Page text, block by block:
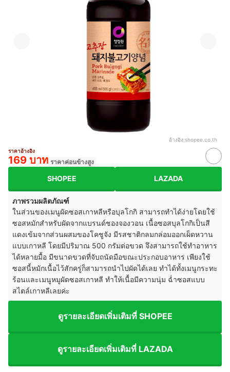
อ้างอิง:shopee.co.th
ราคาอ้างอิง
169 บาท ราคาค่อนข้างสูง
SHOPEE LAZADA
ภาพรวมผลิตภัณฑ์
ในส่วนของเมนูผัดซอสเกาหลีหรือบุลโกกิ สามารถทำได้ง่ายโดยใช้
ซอสหมักสำหรับผัดจากแบรนด์ชองจองวอน เนื้อซอสบุลโกกิเป็นสี
แดงเข้มจากส่วนผสมของโคชูจัง มีรสชาติกลมกล่อมออกเผ็ดหวาน
แบบเกาหลี โดยมีปริมาณ 500 กรัมต่อขวด จึงสามารถใช้ทำอาหาร
ได้หลายมื้อ มีขนาดขวดที่จับถนัดมือขณะประกอบอาหาร เพียงใช้
ซอสนี้หมักเนื้อไว้สักครู่ก็สามารถนำไปผัดได้เลย ทำได้ทั้งเมนูกระทะ
ร้อนและเมนูหมูผัดซอสเกาหลี ทำให้เนื้อมีความนุ่ม ฉ่ำซอสแบบ
สไตล์เกาหลีเลยค่ะ
ดูรายละเอียดเพิ่มเติมที่ SHOPEE
ดูรายละเอียดเพิ่มเติมที่ LAZADA